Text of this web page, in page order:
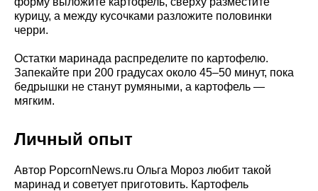
курицу, а между кусочками разложите половинки
черри.
Остатки маринада распределите по картофелю.
Запекайте при 200 градусах около 45–50 минут, пока
бедрышки не станут румяными, а картофель —
мягким.
Личный опыт
Автор PopcornNews.ru Ольга Мороз любит такой
маринад и советует приготовить. Картофель